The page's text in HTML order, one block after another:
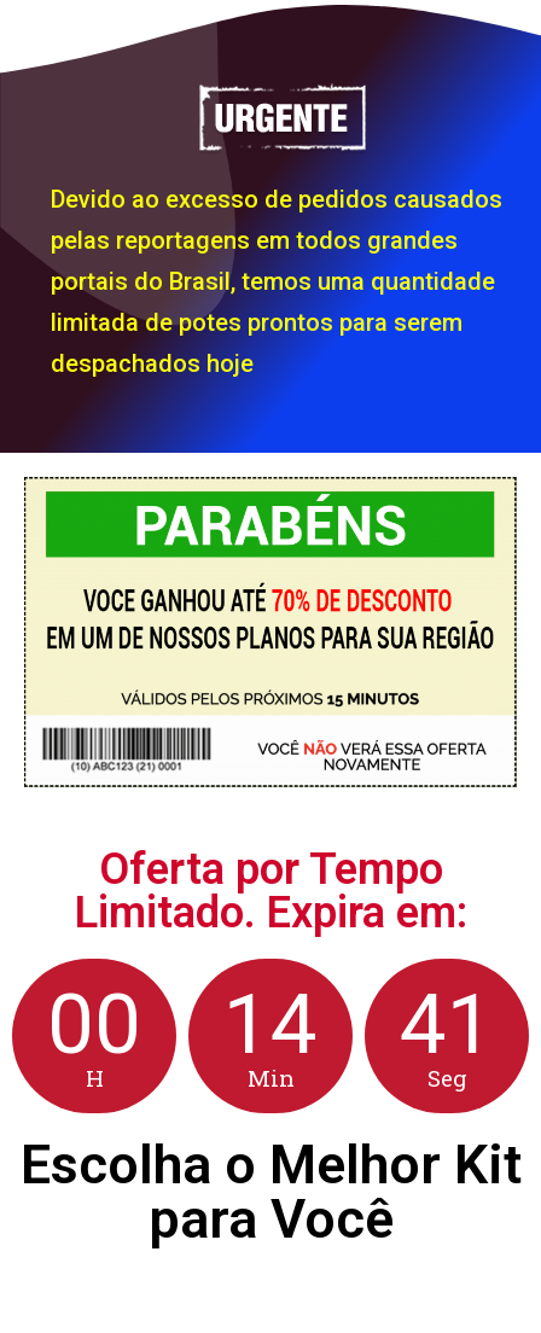
Devido ao excesso de pedidos causados
pelas reportagens em todos grandes
portais do Brasil, temos uma quantidade
limitada de potes prontos para serem
despachados hoje
Oferta por Tempo
Limitado. Expira em:
00
H
14
Min
40
Seg
Escolha o Melhor Kit
para Você